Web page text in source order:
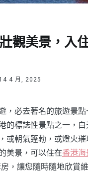
觀美景，入
14 4 月, 2025
，必去著名的旅遊景
的標誌性景點之一，
或朝氣蓬勃，或燈火
美景，可以住在香港海
，讓您隨時隨地欣賞